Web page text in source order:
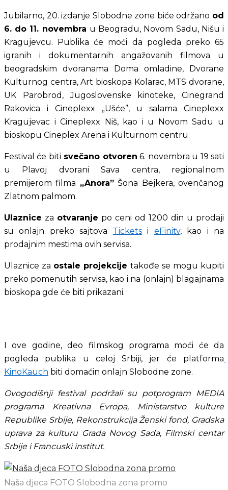
Jubilarno, 20. izdanje Slobodne zone biće održano od
6. do 11. novembra u Beogradu, Novom Sadu, Nišu i
Kragujevcu. Publika će moći da pogleda preko 65
igranih i dokumentarnih angažovanih filmova u
beogradskim dvoranama Doma omladine, Dvorane
Kulturnog centra, Art bioskopa Kolarac, MTS dvorane,
UK Parobrod, Jugoslovenske kinoteke, Cinegrand
Rakovica i Cineplexx „Ušće”, u salama Cineplexx
Kragujevac i Cineplexx Niš, kao i u Novom Sadu u
bioskopu Cineplex Arena i Kulturnom centru.
Festival će biti svečano otvoren 6. novembra u 19 sati
u Plavoj dvorani Sava centra, regionalnom
premijerom filma „Anora” Šona Bejkera, ovenčanog
Zlatnom palmom.
Ulaznice za otvaranje po ceni od 1200 din u prodaji
su onlajn preko sajtova
Tickets i eFinity​, kao i na
prodajnim mestima ovih servisa.
Ulaznice za ostale projekcije takođe se mogu kupiti
preko pomenutih servisa, kao i na (onlajn) blagajnama
bioskopa gde će biti prikazani.
I ove godine, deo filmskog programa moći će da
pogleda publika u celoj Srbiji, jer će platforma
KinoKauch biti domaćin onlajn Slobodne zone.
Ovogodišnji festival podržali su potprogram MEDIA
programa Kreativna Evropa, Ministarstvo kulture
Republike Srbije, Rekonstrukcija Ženski fond, Gradska
uprava za kulturu Grada Novog Sada, Filmski centar
Srbije i Francuski institut.
Naša djeca FOTO Slobodna zona promo